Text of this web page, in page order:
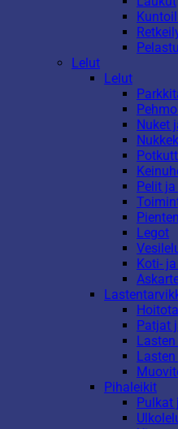
Lelut
Lelut
Nuket
Pelit
Legot
Koti-
Patjat
Pihaleikit
Pulkat